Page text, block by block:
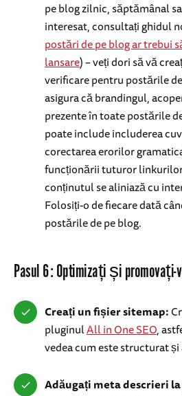
pe blog zilnic, săptămânal
interesat, consultați ghidul
postări de pe blog ar trebui
lansare) – veți dori să vă
verificare pentru postările
asigura că brandingul,
prezente în toate postările
poate include includerea
corectarea erorilor
funcționării tuturor
conținutul se aliniază cu
Folosiți-o de fiecare dată
postările de pe blog.
Pasul 6: Optimizați și
Creați un fișier sitemap:
pluginulAll in One SEO,
vedea cum este structurat
Adăugați meta descrieri